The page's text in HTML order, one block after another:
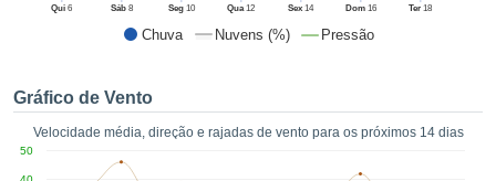
o
no
como
Chuva Nuvens (%) Pressão
Qui 6 Sáb8 Seg10 Qua12 Sex 14 Dom16 Ter 18
Gráfico de Vento
Velocidade média, direção e rajadas de vento para os próximos 14 dias
50